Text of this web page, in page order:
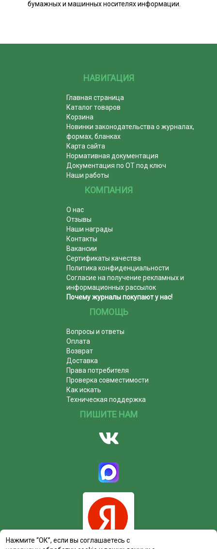
бумажных и машинных носителях информации.
НАВИГАЦИЯ
Главная страница
Каталог товаров
Корзина
Новинки законодательства о журналах,
формах, бланках
Карта сайта
Нормативная документация
Документация по ОТ под ключ
Наши работы
КОМПАНИЯ
О нас
Отзывы
Наши награды
Контакты
Вакансии
Сертификаты качества
Политика конфиденциальности
Согласие на получение рекламных и
информационных рассылок
Почему журналы покупают у нас!
ПОМОЩЬ
Вопросы и ответы
Оплата
Возврат
Доставка
Права потребителя
Проверка совместимости
Как искать
Техническая поддержка
ПИШИТЕ НАМ
Нажмите “ОК”, если вы соглашаетесь с